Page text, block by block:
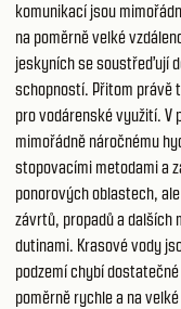
komunikací jsou
na poměrně velké
jeskyních se soustřeďují
schopností. Přitom právě
pro vodárenské využití. V
mimořádně náročnému
stopovacími metodami a
ponorových oblastech,
závrtů, propadů a dalších
dutinami. Krasové vody
podzemí chybí
poměrně rychle a na